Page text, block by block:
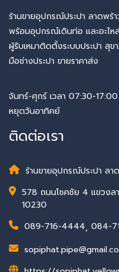
ร้านขายอุปกรณ์ประปา ลาดพร้
พร้อมอุปกรณ์เดินท่อ และอะไห
ผู้รับเหมาติดตั้งระบบประปา สุ
มือช่างประปา ขายราคาส่ง
จันทร์-ศุกร์ เวลา 07:30-
หยุดวันอาทิคย์
ติดต่อเรา
ร้านขายอุปกรณ์ประปา
578 ถนนโชคชัย 4 แขวงล
10230
089-716-4444, 084-